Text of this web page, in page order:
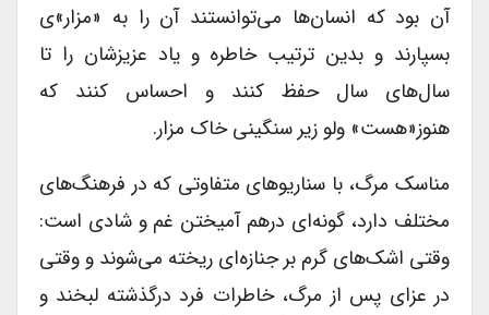
آن بود که انسان‌ها می‌توانستند آن را به «مزار»ی
بسپارند و بدین ترتیب خاطره و یاد عزیزشان را تا
سال‌های سال حفظ کنند و احساس کنند که
هنوز«هست» ولو زیر سنگینی خاک مزار.
مناسک مرگ، با سناریوهای متفاوتی که در فرهنگ‌های
مختلف دارد، گونه‌ای درهم آمیختن غم و شادی است:
وقتی اشک‌های گرم بر جنازه‌ای ریخته می‌شوند و وقتی
در عزای پس از مرگ، خاطرات فرد درگذشته لبخند و